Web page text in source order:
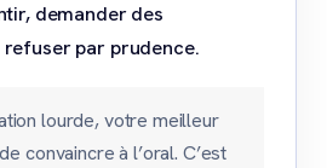
demander des
par prudence.
lourde, votre meilleur
convaincre à l’oral. C’est